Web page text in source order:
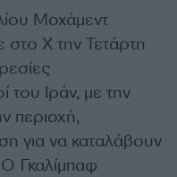
Μοχάμεντ
X την Τετάρτη
του Ιράν, με την
περιοχή,
για να καταλάβουν
Γκαλίμπαφ